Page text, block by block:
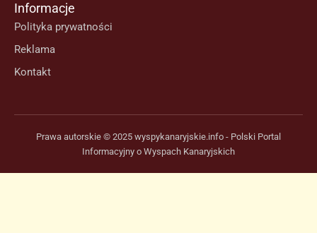
Informacje
Polityka prywatności
Reklama
Kontakt
Prawa autorskie © 2025 wyspykanaryjskie.info - Polski Portal
Informacyjny o Wyspach Kanaryjskich